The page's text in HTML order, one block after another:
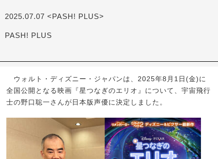
2025.07.07 <PASH! PLUS>
PASH! PLUS
ウォルト・ディズニー・ジャパンは、2025年8月1日(金)に
全国公開となる映画『星つなぎのエリオ』について、宇宙飛行
士の野口聡一さんが日本版声優に決定しました。